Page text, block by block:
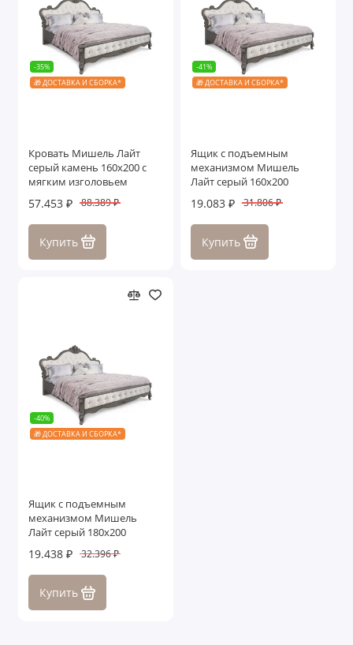
-35%
🎁 ДОСТАВКА И СБОРКА*
Кровать Мишель Лайт
серый камень 160х200 с
мягким изголовьем
57.453 ₽ 88.389 ₽
Купить
-41%
🎁 ДОСТАВКА И СБОРКА*
Ящик с подъемным
механизмом Мишель
Лайт серый 160х200
19.083 ₽ 31.806 ₽
Купить
-40%
🎁 ДОСТАВКА И СБОРКА*
Ящик с подъемным
механизмом Мишель
Лайт серый 180х200
19.438 ₽ 32.396 ₽
Купить